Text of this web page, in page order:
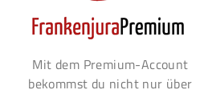
Mit dem Premium-Account
bekommst du nicht nur über